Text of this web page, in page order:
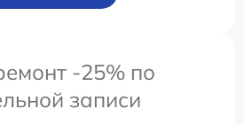
-25% по
записи